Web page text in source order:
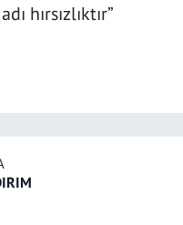
hırsızlıktır”